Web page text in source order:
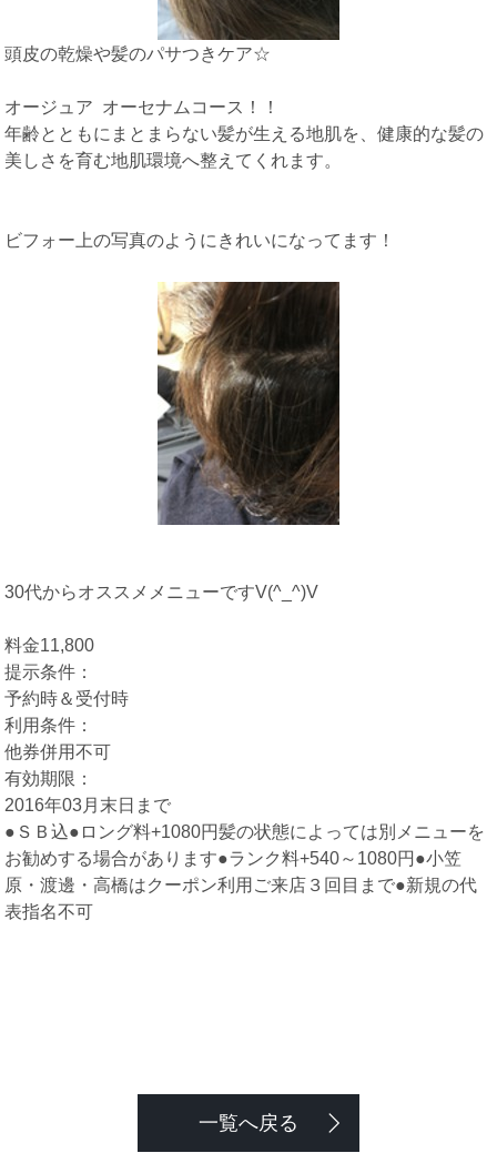
頭皮の乾燥や髪のパサつきケア☆
オージュア オーセナムコース！！
年齢とともにまとまらない髪が生える地肌を、健康的な髪の
美しさを育む地肌環境へ整えてくれます。
ビフォー上の写真のようにきれいになってます！
30代からオススメメニューですV(^_^)V
料金11,800
提示条件：
予約時＆受付時
利用条件：
他券併用不可
有効期限：
2016年03月末日まで
●ＳＢ込●ロング料+1080円髪の状態によっては別メニューを
お勧めする場合があります●ランク料+540～1080円●小笠
原・渡邊・高橋はクーポン利用ご来店３回目まで●新規の代
表指名不可
一覧へ戻る